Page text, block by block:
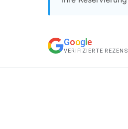
Goog e
VERIFIZIERTE